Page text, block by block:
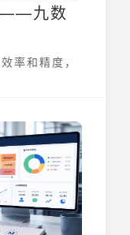
——九数
率和精度，